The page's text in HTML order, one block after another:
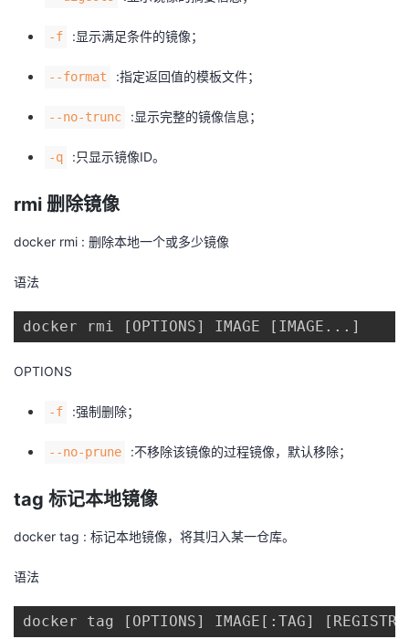
-f :显示满足条件的镜像；
--format :指定返回值的模板文件；
--no-trunc :显示完整的镜像信息；
-q :只显示镜像ID。
rmi 删除镜像
docker rmi : 删除本地一个或多少镜像
语法
docker rmi [OPTIONS] IMAGE [IMAGE...]
OPTIONS
-f :强制删除；
--no-prune :不移除该镜像的过程镜像，默认移除；
tag 标记本地镜像
docker tag : 标记本地镜像，将其归入某一仓库。
语法
docker tag [OPTIONS] IMAGE[:TAG]